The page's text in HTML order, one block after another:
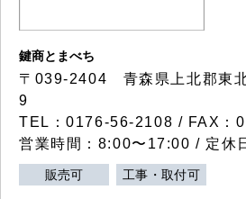
鍵商とまべち
〒039-2404 青森県上北郡東
9
TEL：0176-56-2108 / FAX：
営業時間：8:00〜17:00 / 定休
販売可 工事・取付可